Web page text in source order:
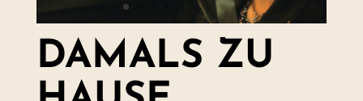
DAMALS ZU